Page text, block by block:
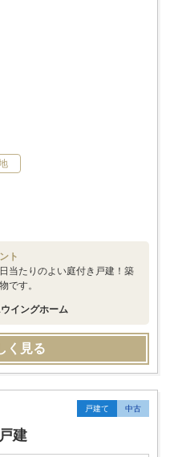
ト
当たりのよい庭付き戸建！築
です。
イングホーム
く見る
戸建て 中古
建